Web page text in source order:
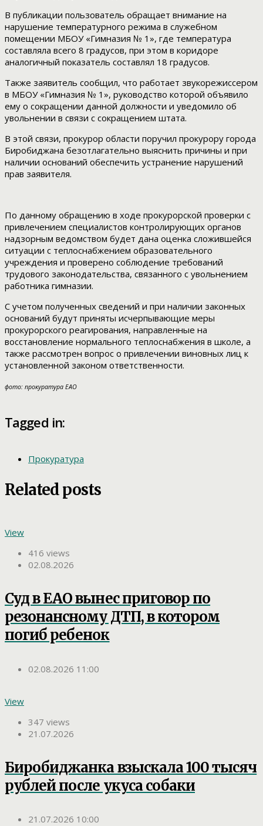
В публикации пользователь обращает внимание на
нарушение температурного режима в служебном
помещении МБОУ «Гимназия № 1», где температура
составляла всего 8 градусов, при этом в коридоре
аналогичный показатель составлял 18 градусов.
Также заявитель сообщил, что работает звукорежиссером
в МБОУ «Гимназия № 1», руководство которой объявило
ему о сокращении данной должности и уведомило об
увольнении в связи с сокращением штата.
В этой связи, прокурор области поручил прокурору города
Биробиджана безотлагательно выяснить причины и при
наличии оснований обеспечить устранение нарушений
прав заявителя.
По данному обращению в ходе прокурорской проверки с
привлечением специалистов контролирующих органов
надзорным ведомством будет дана оценка сложившейся
ситуации с теплоснабжением образовательного
учреждения и проверено соблюдение требований
трудового законодательства, связанного с увольнением
работника гимназии.
С учетом полученных сведений и при наличии законных
оснований будут приняты исчерпывающие меры
прокурорского реагирования, направленные на
восстановление нормального теплоснабжения в школе, а
также рассмотрен вопрос о привлечении виновных лиц к
установленной законом ответственности.
фото: прокуратура ЕАО
Tagged in:
Прокуратура
Related posts
View
416 views
02.08.2026
Суд в ЕАО вынес приговор по
резонансному ДТП, в котором
погиб ребенок
02.08.2026 11:00
View
347 views
21.07.2026
Биробиджанка взыскала 100 тысяч
рублей после укуса собаки
21.07.2026 10:00